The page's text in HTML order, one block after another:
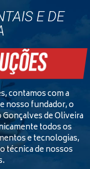
casino
a situação –
e contratam
Empresas como a
vasta experiência
sistemas
dos casinos,
com o custo do
E DE
contamos com a
nosso fundador, o
de Oliveira
todos os
e tecnologias,
técnica de nossos